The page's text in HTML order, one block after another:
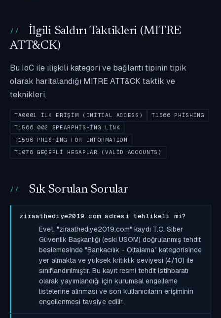
İlgili Saldırı Taktikleri (MITRE
ATT&CK)
Bu IoC ile ilişkili kategori ve bağlantı tipinin tipik
olarak haritalandığı MITRE ATT&CK taktik ve
teknikleri.
TA0001 İLK ERIŞIM (INITIAL ACCESS)
T1566 PHISHING
T1566.002 SPEARPHISHING LINK
T1598 PHISHING FOR INFORMATION
T1078 GEÇERLI HESAPLAR (VALID ACCOUNTS)
Sık Sorulan Sorular
ziraathediye2019.com adresi tehlikeli mi?
Evet. "ziraathediye2019.com" kaydı T.C. Siber
Güvenlik Başkanlığı (eski USOM) doğrulanmış tehdit
beslemesinde "Bankacılık - Oltalama" kategorisinde
yer almakta ve yüksek kritiklik seviyesi (4/10) ile
sınıflandırılmıştır. Bu kayıt resmi tehdit istihbaratı
olarak yayımlandığı için kurumsal engelleme
listelerine alınması ve son kullanıcıların erişiminin
engellenmesi tavsiye edilir.